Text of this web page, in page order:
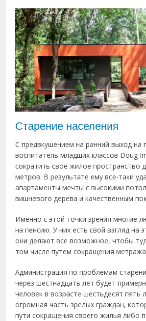
Старение населения
С предвкушением на ранний выход на
воспитатель младших классов Doug
сократить свое жилое пространство
метров. В результате ему все-таки
апартаменты мечты с высокими
вишневого дерева и качественным
Именно с этой точки зрения многие
на пенсию. У них есть свой взгляд на
они делают все возможное, чтобы
том числе путем сокращения
Администрация по проблемам
через шестнадцать лет будет
человек в возрасте шестьдесят пять
огромная часть зрелых граждан,
пути сокращения своего жилья либо